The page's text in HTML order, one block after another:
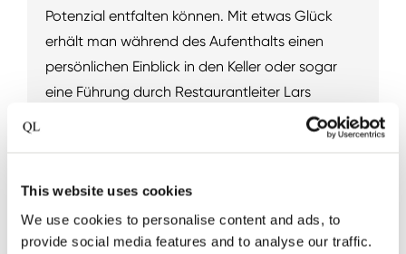
This website uses cookies
We use cookies to personalise content and ads, to
provide social media features and to analyse our traffic.
Potenzial entfalten können. Mit etwas Glück
erhält man während des Aufenthalts einen
persönlichen Einblick in den Keller oder sogar
eine Führung durch Restaurantleiter Lars
Jessen. Genau diese spontanen Begegnungen
mehr als eine Ergänzung des Restaurants. Er
steht sinnbildlich für das, was das Haus
ausmacht: Liebe zum Detail, Wertschätzung für